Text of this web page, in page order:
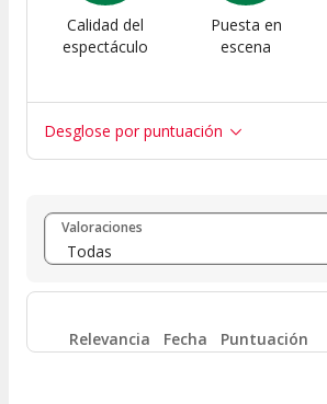
Calidad del
espectáculo
Puesta en
escena
Desglose por puntuación
Entre 8 y 10 (65)
Entre 6 y 8 (4)
Entre 4 y 6 0
Valoraciones
Relevancia Fecha Puntuación